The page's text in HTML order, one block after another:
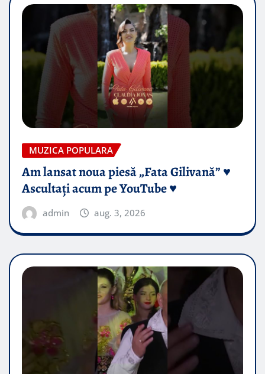
MUZICA POPULARA
Am lansat noua piesă „Fata Gilivană” ♥️
Ascultați acum pe YouTube ♥️
admin aug. 3, 2026